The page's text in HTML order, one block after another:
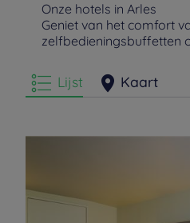
Onze hotels in Arles
Geniet van het comfort
zelfbedieningsbuffetten
Lijst Kaart